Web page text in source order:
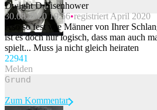
Beitrag melden
Dwight D Eisenhower
30.08.2020 19:56 registriert April 2020
Aso so fest wie Männer von Ihrer
ist es doch nur logisch, dass man auch
spielt... Muss ja nicht gleich heiraten
22941
Melden
Zum Kommentar